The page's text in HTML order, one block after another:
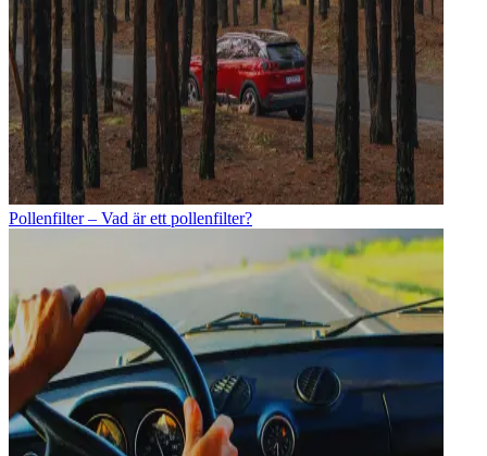
Pollenfilter – Vad är ett pollenfilter?